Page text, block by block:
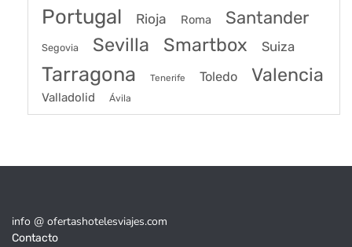
Portugal Rioja Roma Santander
Segovia Sevilla Smartbox Suiza
Tarragona Tenerife Toledo Valencia
Valladolid Ávila
info @ ofertashotelesviajes.com
Contacto